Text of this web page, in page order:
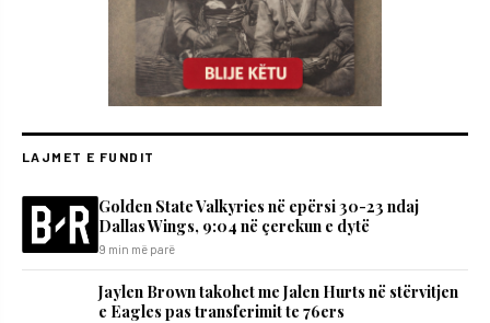
LAJMET E FUNDIT
Golden State Valkyries në epërsi 30-23 ndaj
Dallas Wings, 9:04 në çerekun e dytë
9 min më parë
Jaylen Brown takohet me Jalen Hurts në stërvitjen
e Eagles pas transferimit te 76ers